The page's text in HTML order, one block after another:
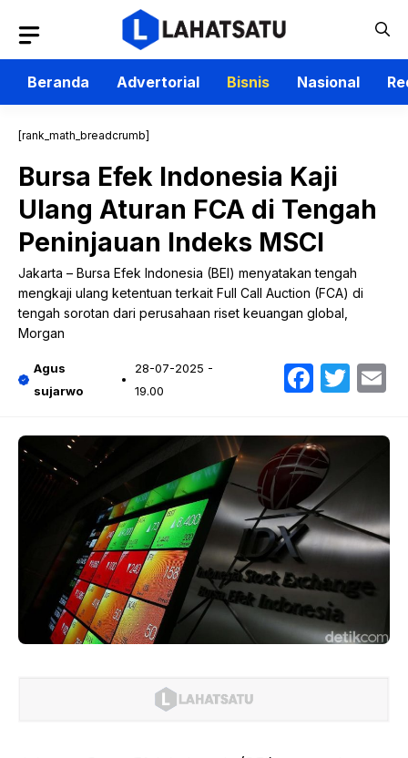
isi
Beranda
Advertorial Bisnis Nasional
[rank_math_breadcrumb]
Bursa Efek Indonesia Kaji
Ulang Aturan FCA di Tengah
Peninjauan Indeks MSCI
Jakarta – Bursa Efek Indonesia (BEI) menyatakan tengah
mengkaji ulang ketentuan terkait Full Call Auction (FCA) di
tengah sorotan dari perusahaan riset keuangan global,
Morgan
Agus
sujarwo
28-07-2025 -
19.00